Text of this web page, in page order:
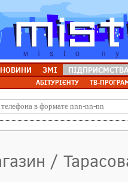
НОВИНИ ЗМІ ПІДПРИЄМСТВА
АБІТУРІЄНТУ ТВ-
/